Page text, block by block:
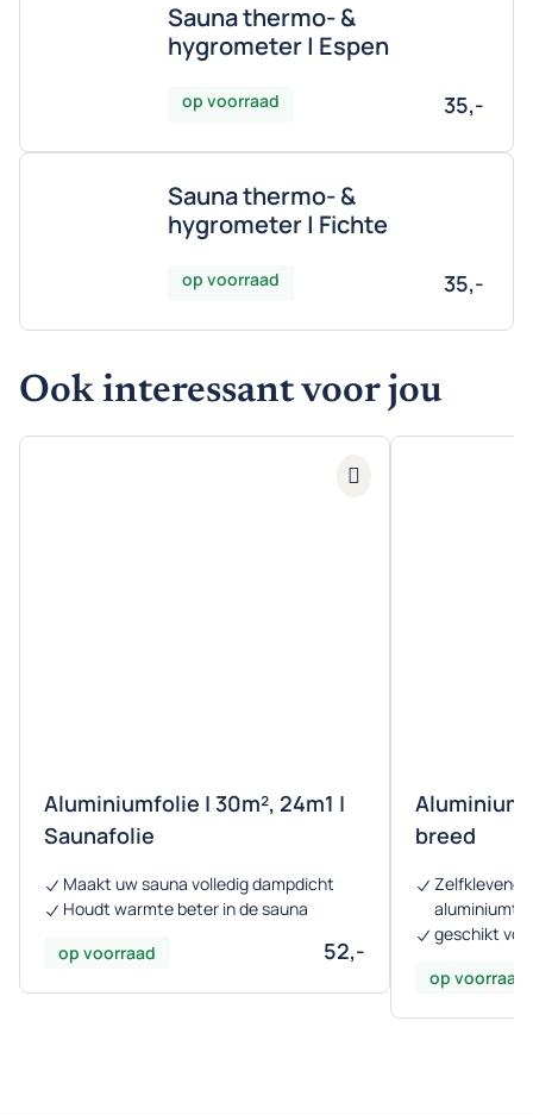
Sauna thermo- &
hygrometer | Espen
op voorraad 35,-
Sauna thermo- &
hygrometer | Fichte
op voorraad 35,-
Ook interessant voor jou
Aluminiumfolie | 30m², 24m1 |
Saunafolie
Maakt uw sauna volledig dampdicht
Houdt warmte beter in de sauna
op voorraad
52,-
breed
geschikt
op voorraad